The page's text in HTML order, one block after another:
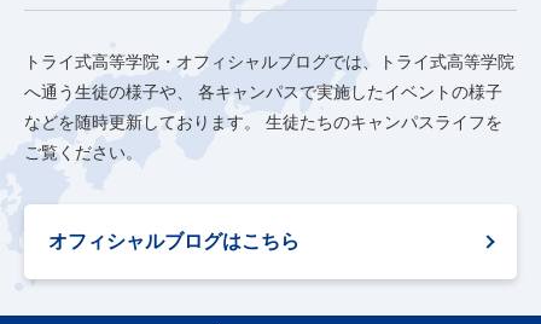
トライ式高等学院・オフィシャルブログでは、トライ式高等学院
へ通う生徒の様子や、
各キャンパスで実施したイベントの様子
などを随時更新しております。
生徒たちのキャンパスライフを
ご覧ください。
オフィシャルブログはこちら